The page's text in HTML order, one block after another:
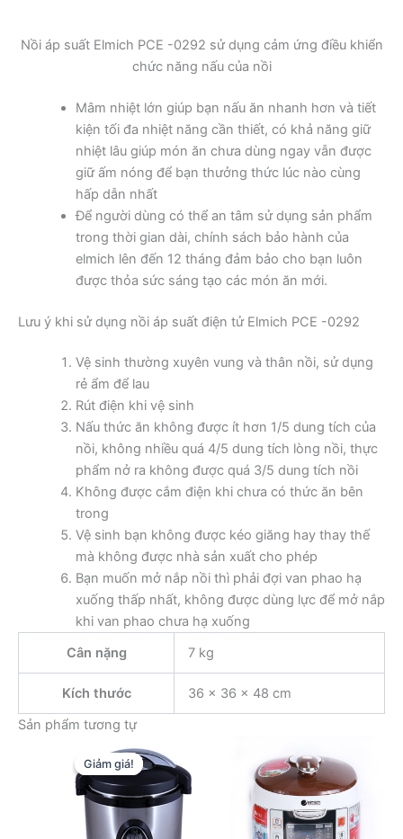
Nồi áp suất Elmich PCE -0292 sử dụng cảm ứng điều khiển
chức năng nấu của nồi
Mâm nhiệt lớn giúp bạn nấu ăn nhanh hơn và tiết
kiện tối đa nhiệt năng cần thiết, có khả năng giữ
nhiệt lâu giúp món ăn chưa dùng ngay vẫn được
giữ ấm nóng để bạn thưởng thức lúc nào cùng
hấp dẫn nhất
Để người dùng có thể an tâm sử dụng sản phẩm
trong thời gian dài, chính sách bảo hành của
elmich lên đến 12 tháng đảm bảo cho bạn luôn
được thỏa sức sáng tạo các món ăn mới.
Lưu ý khi sử dụng nồi áp suất điện tử Elmich PCE -0292
Vệ sinh thường xuyên vung và thân nồi, sử dụng
rẻ ẩm để lau
Rút điện khi vệ sinh
Nấu thức ăn không được ít hơn 1/5 dung tích của
nồi, không nhiều quá 4/5 dung tích lòng nồi, thực
phẩm nở ra không được quá 3/5 dung tích nồi
Không được cắm điện khi chưa có thức ăn bên
trong
Vệ sinh bạn không được kéo giăng hay thay thế
mà không được nhà sản xuất cho phép
Bạn muốn mở nắp nồi thì phải đợi van phao hạ
xuống thấp nhất, không được dùng lực để mở nắp
khi van phao chưa hạ xuống
Cân nặng
7 kg
Kích thước
36 × 36 × 48 cm
Sản phẩm tương tự
Giảm giá!
Giảm giá!